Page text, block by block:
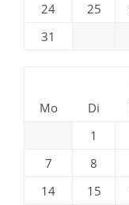
24
25
31
Mo
Di
1
7
8
14
15